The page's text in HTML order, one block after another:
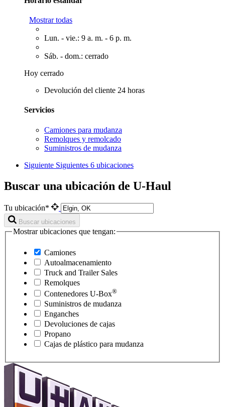
Mostrar todas
Lun. - vie.: 9 a. m. - 6 p. m.
Sáb. - dom.: cerrado
Hoy cerrado
Devolución del cliente 24 horas
Servicios
Camiones para mudanza
Remolques y remolcado
Suministros de mudanza
Siguiente Siguientes 6 ubicaciones
Buscar una ubicación de U-Haul
Tu ubicación*
Buscar ubicaciones
Mostrar ubicaciones que tengan:
Camiones
Autoalmacenamiento
Truck and Trailer Sales
Remolques
Contenedores U-Box®
Suministros de mudanza
Enganches
Devoluciones de cajas
Propano
Cajas de plástico para mudanza